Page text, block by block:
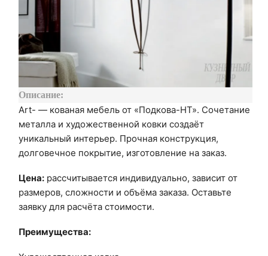
Описание:
Art- — кованая мебель от «Подкова-НТ». Сочетание
металла и художественной ковки создаёт
уникальный интерьер. Прочная конструкция,
долговечное покрытие, изготовление на заказ.
Цена: рассчитывается индивидуально, зависит от
размеров, сложности и объёма заказа. Оставьте
заявку для расчёта стоимости.
Преимущества: